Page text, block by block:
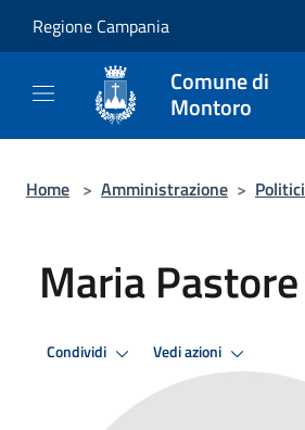
Regione Campania
Comune di
Montoro
Home > Amministrazione > Politici
Maria Pastore
Condividi Vedi azioni